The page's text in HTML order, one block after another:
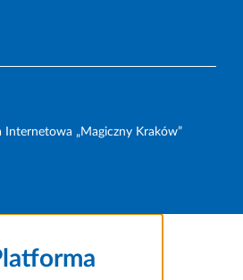
Internetowa „Magiczny Kraków”